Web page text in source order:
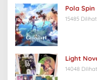
Pola
15485 Dilihat
Light
14048 Dilihat